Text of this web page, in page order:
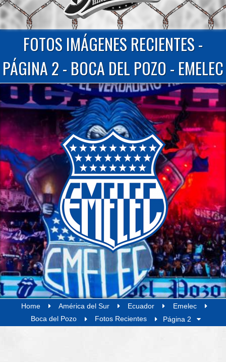
FOTOS IMÁGENES RECIENTES -
PÁGINA 2 - BOCA DEL POZO - EMELEC
Home América del Sur Ecuador
Emelec
Boca del Pozo
Fotos Recientes Página 2